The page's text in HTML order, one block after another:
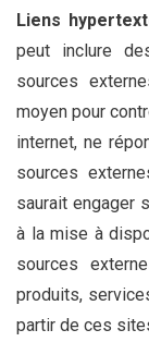
Liens
peut inclure
sources
moyen pour
internet, ne
sources
saurait engager
à la mise à
sources
produits,
partir de ces